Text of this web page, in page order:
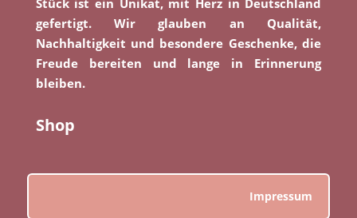
Stück ist ein Unikat, mit Herz in Deutschland
gefertigt. Wir glauben an Qualität,
Nachhaltigkeit und besondere Geschenke, die
Freude bereiten und lange in Erinnerung
bleiben.
Shop
Impressum